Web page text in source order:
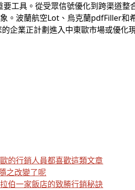
工具。從受眾信號優化到跨渠道
。波蘭航空Lot、烏克蘭pdfFiller和
企業正計劃進入中東歐市場或優化
的行銷人員都喜歡這類文章
之改變了呢
伯一家飯店的致勝行銷秘訣